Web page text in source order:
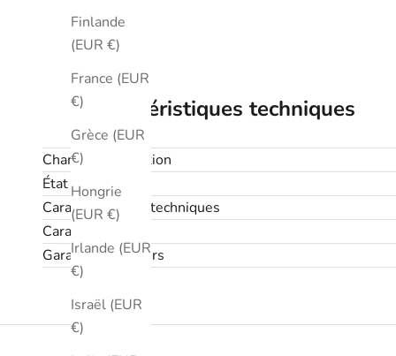
Finlande
(EUR €)
France (EUR
€)
Grèce (EUR
€)
Hongrie
(EUR €)
Irlande (EUR
€)
Israël (EUR
€)
Caractéristiques techniques
Champ d'application
État
Caractéristiques techniques
Caractéristiques
Garantie et retours